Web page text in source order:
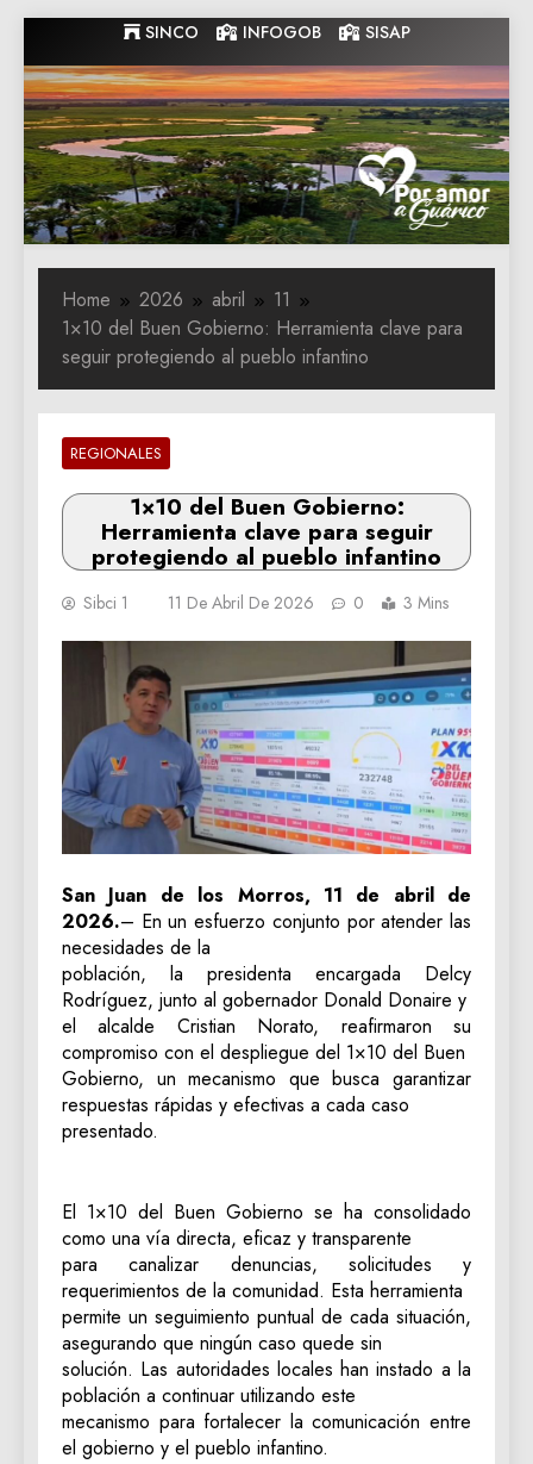
to
content
SINCO INFOGOB SISAP
Gobernacion
de Guarico
Gobernacion de Guarico
Home 2026 abril
11
1×10 del Buen Gobierno: Herramienta clave para
seguir protegiendo al pueblo infantino
REGIONALES
1×10 del Buen Gobierno:
Herramienta clave para seguir
protegiendo al pueblo infantino
Sibci 1 11 De Abril De 2026 0 3 Mins
San Juan de los Morros, 11 de abril de
2026.– En un esfuerzo conjunto por atender las
necesidades de la
población, la presidenta encargada Delcy
Rodríguez, junto al gobernador Donald Donaire y
el alcalde Cristian Norato, reafirmaron su
compromiso con el despliegue del 1×10 del Buen
Gobierno, un mecanismo que busca garantizar
respuestas rápidas y efectivas a cada caso
presentado.
El 1×10 del Buen Gobierno se ha consolidado
como una vía directa, eficaz y transparente
para canalizar denuncias, solicitudes y
requerimientos de la comunidad. Esta herramienta
permite un seguimiento puntual de cada situación,
asegurando que ningún caso quede sin
solución. Las autoridades locales han instado a la
población a continuar utilizando este
mecanismo para fortalecer la comunicación entre
el gobierno y el pueblo infantino.